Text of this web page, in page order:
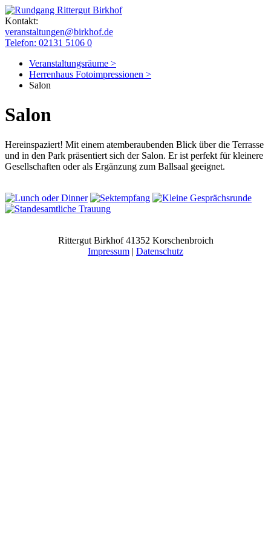
Kontakt:
veranstaltungen@birkhof.de
Telefon: 02131 5106 0
Veranstaltungsräume >
Herrenhaus Fotoimpressionen >
Salon
Salon
Hereinspaziert! Mit einem atemberaubenden Blick über die Terrasse
und in den Park präsentiert sich der Salon. Er ist perfekt für kleinere
Gesellschaften oder als Ergänzung zum Ballsaal geeignet.
Rittergut Birkhof 41352 Korschenbroich
Impressum | Datenschutz